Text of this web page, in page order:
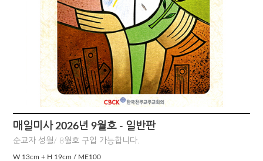
매일미사 2026년 9월호 - 일반판
순교자 성월/ 8월호 구입 가능합니다.
W 13cm + H 19cm / ME100